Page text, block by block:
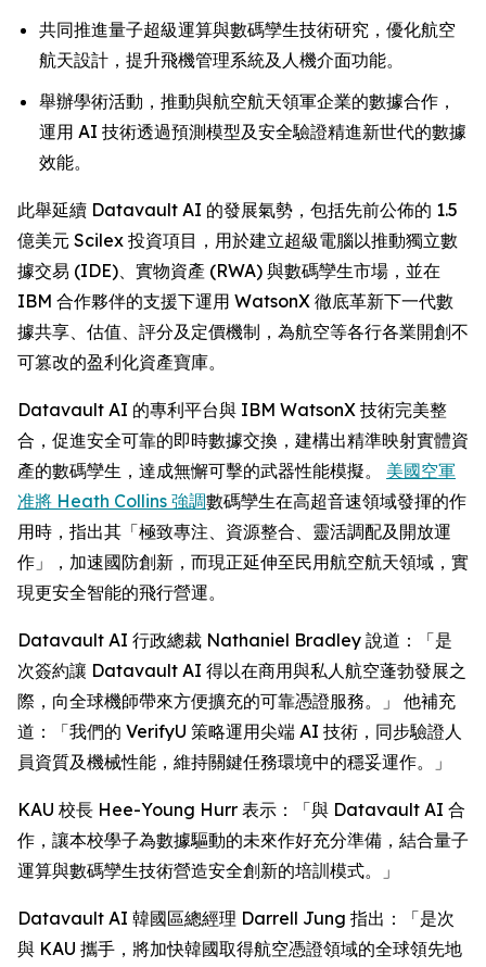
共同推進量子超級運算與數碼孿生技術研究，優化航空
航天設計，提升飛機管理系統及人機介面功能。
舉辦學術活動，推動與航空航天領軍企業的數據合作，
運用 AI 技術透過預測模型及安全驗證精進新世代的數據
效能。
此舉延續 Datavault AI 的發展氣勢，包括先前公佈的 1.5
億美元 Scilex 投資項目，用於建立超級電腦以推動獨立數
據交易 (IDE)、實物資產 (RWA) 與數碼孿生市場，並在
IBM 合作夥伴的支援下運用 WatsonX 徹底革新下一代數
據共享、估值、評分及定價機制，為航空等各行各業開創不
可篡改的盈利化資產寶庫。
Datavault AI 的專利平台與 IBM WatsonX 技術完美整
合，促進安全可靠的即時數據交換，建構出精準映射實體資
產的數碼孿生，達成無懈可擊的武器性能模擬。 美國空軍
准將 Heath Collins 強調數碼孿生在高超音速領域發揮的作
用時，指出其「極致專注、資源整合、靈活調配及開放運
作」，加速國防創新，而現正延伸至民用航空航天領域，實
現更安全智能的飛行營運。
Datavault AI 行政總裁 Nathaniel Bradley 說道：「是
次簽約讓 Datavault AI 得以在商用與私人航空蓬勃發展之
際，向全球機師帶來方便擴充的可靠憑證服務。」 他補充
道：「我們的 VerifyU 策略運用尖端 AI 技術，同步驗證人
員資質及機械性能，維持關鍵任務環境中的穩妥運作。」
KAU 校長 Hee-Young Hurr 表示：「與 Datavault AI 合
作，讓本校學子為數據驅動的未來作好充分準備，結合量子
運算與數碼孿生技術營造安全創新的培訓模式。」
Datavault AI 韓國區總經理 Darrell Jung 指出：「是次
與 KAU 攜手，將加快韓國取得航空憑證領域的全球領先地